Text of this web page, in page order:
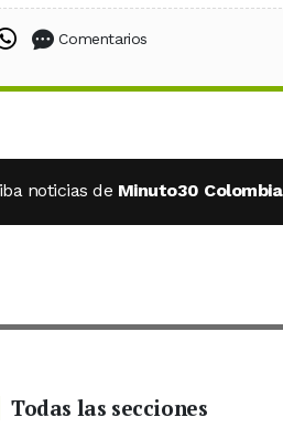
en Facebook
en X (Twitter)
Compartir en WhatsApp
Comentarios
noticias de Minuto30 Colombia
en Telegram
en LinkedIn
en Pinterest
Todas las secciones